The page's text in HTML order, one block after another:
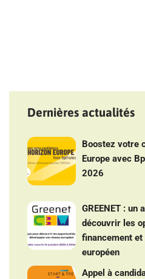
Dernières actualités
Boostez votre
Europe avec
2026
GREENET : un
découvrir les
financement et
européen
Appel à